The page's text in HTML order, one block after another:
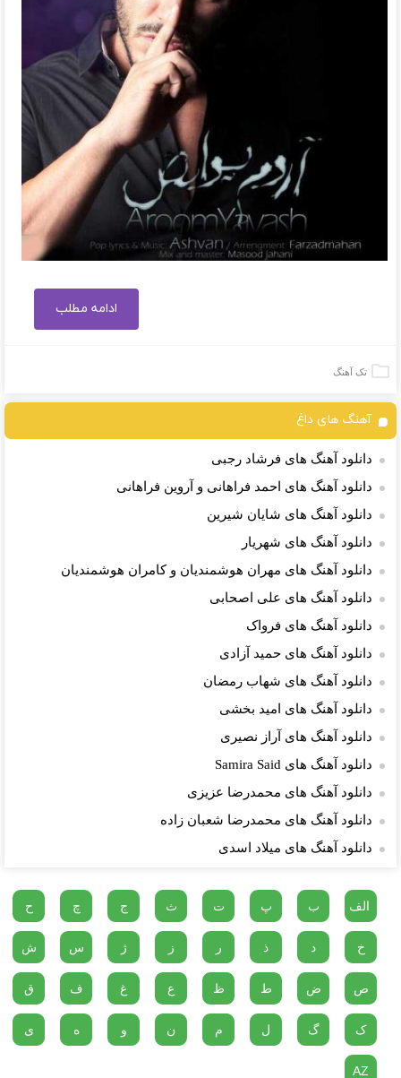
ادامه مطلب
تک آهنگ
آهنگ های داغ
دانلود آهنگ های فرشاد رجبی
دانلود آهنگ های احمد فراهانی و آروین فراهانی
دانلود آهنگ های شایان شیرین
دانلود آهنگ های شهریار
دانلود آهنگ های مهران هوشمندیان و کامران هوشمندیان
دانلود آهنگ های علی اصحابی
دانلود آهنگ های فرواک
دانلود آهنگ های حمید آزادی
دانلود آهنگ های شهاب رمضان
دانلود آهنگ های امید بخشی
دانلود آهنگ های آراز نصیری
دانلود آهنگ های Samira Said
دانلود آهنگ های محمدرضا عزیزی
دانلود آهنگ های محمدرضا شعبان زاده
دانلود آهنگ های میلاد اسدی
الف ب پ ت ث ج چ ح
خ د ذ ر ز ژ س ش
ص ض ط ظ ع غ ف ق
ک گ ل م ن و ه ی
AZ